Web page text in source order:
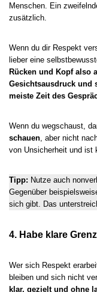
Menschen. Ein
zusätzlich.
Wenn du dir Respekt
lieber eine
Rücken und Kopf also
Gesichtsausdruck und
meiste Zeit des
Wenn du wegschaust,
schauen , aber nicht
von Unsicherheit und ist
Tipp: Nutze auch
Gegenüber
sich gibt. Das
4. Habe klare
Wer sich Respekt
bleiben und sich nicht
klar, gezielt und ohne